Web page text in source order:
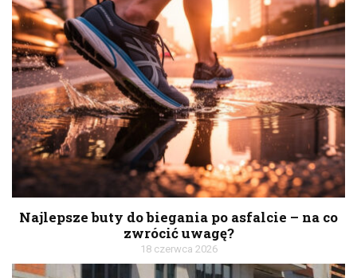
Najlepsze buty do biegania po asfalcie – na co
zwrócić uwagę?
18 czerwca 2026